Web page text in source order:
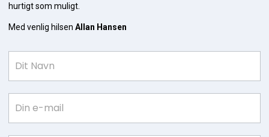
hurtigt som muligt.
Med venlig hilsen Allan Hansen